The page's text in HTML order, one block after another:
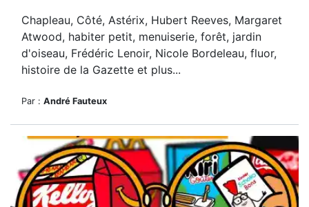
Chapleau, Côté, Astérix, Hubert Reeves, Margaret
Atwood, habiter petit, menuiserie, forêt, jardin
d'oiseau, Frédéric Lenoir, Nicole Bordeleau, fluor,
histoire de la Gazette et plus...
Par : André Fauteux